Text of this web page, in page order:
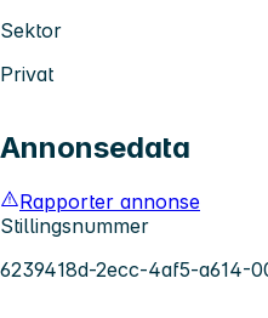
Sektor
Privat
Annonsedata
Rapporter annonse
Stillingsnummer
6239418d-2ecc-4af5-a614-